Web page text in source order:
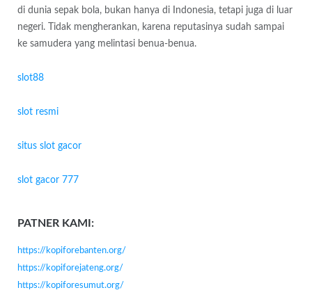
di dunia sepak bola, bukan hanya di Indonesia, tetapi juga di luar
negeri. Tidak mengherankan, karena reputasinya sudah sampai
ke samudera yang melintasi benua-benua.
slot88
slot resmi
situs slot gacor
slot gacor 777
PATNER KAMI:
https://kopiforebanten.org/
https://kopiforejateng.org/
https://kopiforesumut.org/